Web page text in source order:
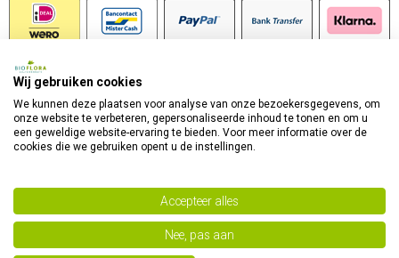
Powered bynopCommerce
Wij gebruiken cookies
We kunnen deze plaatsen voor analyse van onze bezoekersgegevens, om
onze website te verbeteren, gepersonaliseerde inhoud te tonen en om u
een geweldige website-ervaring te bieden. Voor meer informatie over de
cookies die we gebruiken opent u de instellingen.
Accepteer alles
Nee, pas aan